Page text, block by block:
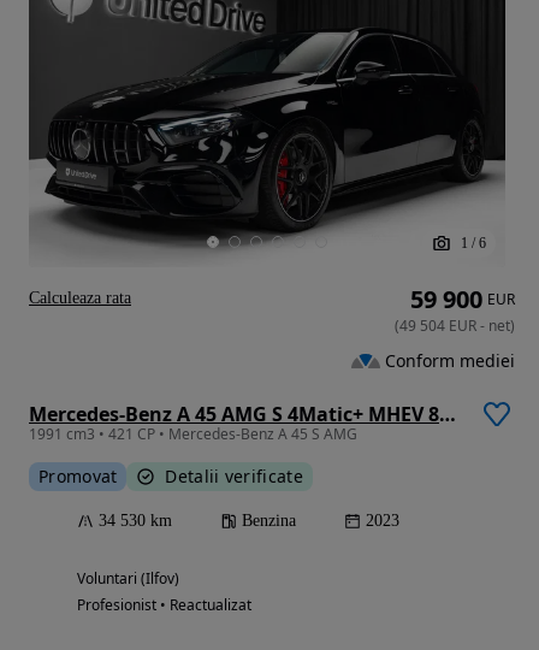
1 / 6
Mercedes-Benz A 45 AMG S 4Matic+ MHEV 8G-DCT
1991 cm3 • 421 CP • Mercedes-Benz A 45 S AMG
Promovat Detalii verificate
34 530 km Benzina 2023
Voluntari (Ilfov)
Profesionist • Reactualizat
59 900 EUR
(49 504 EUR- net)
Conform mediei
Calculeaza rata